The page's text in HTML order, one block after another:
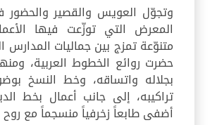
وتجوّل العويس والقصير
المعرض التي توزّعت فيها
متنوّعة تمزج بين جماليات المدارس
حضرت روائع الخطوط العربية،
بجلاله واتساقه، وخط النسخ
تراكيبه، إلى جانب أعمال بخط
أضفى طابعاً زخرفياً منسجماً مع روح